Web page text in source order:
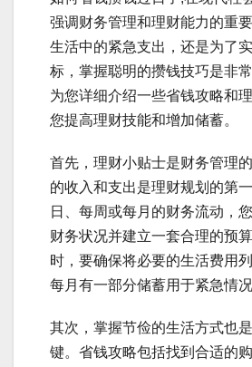
强调财务管理和理财能力的重
生活中的紧急支出，还是为了
标，掌握聪明的攒钱技巧是非
为您详细介绍一些省钱攻略和
您提高理财技能和增加储蓄。
首先，理财小贴士是财务管理
的收入和支出是理财规划的第
日、每周或每月的财务流动，
财务状况并建立一套合理的预
时，要确保将必要的生活费用
每月有一部分储蓄用于紧急情况
其次，掌握节俭的生活方式也
键。省钱攻略包括找到合适的